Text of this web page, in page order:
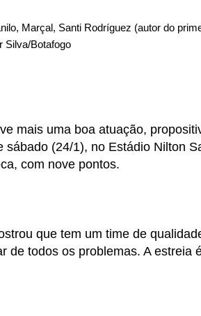
Marçal, Santi Rodríguez (autor do
Silva/Botafogo
mais uma boa atuação,
(24/1), no Estádio Nilton
com nove pontos.
que tem um time de
de todos os problemas. A estreia